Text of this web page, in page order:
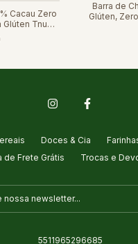
Cacau Zero
Tnuva
Barra de
Glúten,
Doces & Cia
de Frete Grátis
Trocas e
5511965296685